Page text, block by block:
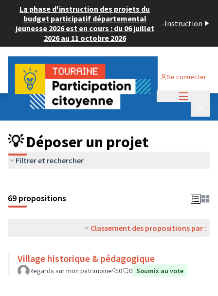
La phase d'instruction des projets du
budget participatif départemental
jeunesse 2026 est en cours : du 06 juillet
2026 au 11 octobre 2026
-Instruction
Se connecter
Budget Participatif ADULTE 2024
💡 Déposer un projet
💡 Déposer un projet
Filtrer et rechercher
69 propositions
Classement des propositions par :
Village historique & pédagogique
Regards sur mon patrimoine 0 0 Soumis au vote